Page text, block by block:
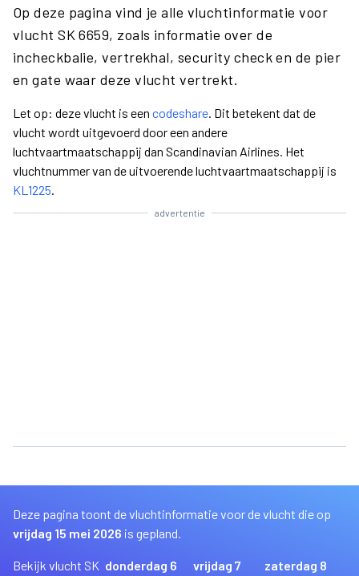
Op deze pagina vind je alle vluchtinformatie voor
vlucht SK 6659, zoals informatie over de
incheckbalie, vertrekhal, security check en de pier
en gate waar deze vlucht vertrekt.
Let op: deze vlucht is een codeshare. Dit betekent dat de
vlucht wordt uitgevoerd door een andere
luchtvaartmaatschappij dan Scandinavian Airlines. Het
vluchtnummer van de uitvoerende luchtvaartmaatschappij is
KL1225.
advertentie
Deze pagina toont de vluchtinformatie voor de vlucht die op
vrijdag 15 mei 2026 is gepland.
Bekijk vlucht SK donderdag 6
vrijdag 7
zaterdag 8